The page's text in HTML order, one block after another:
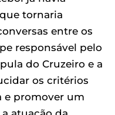
tornaria
entre os
responsável pelo
do Cruzeiro e a
os critérios
e promover um